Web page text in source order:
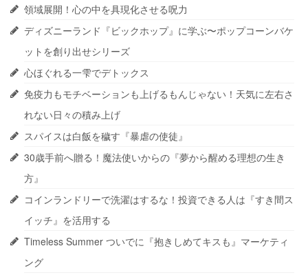
領域展開！心の中を具現化させる呪力
ディズニーランド『ビックホップ』に学ぶ〜ポップコーンバケ
ットを創り出せシリーズ
心ほぐれる一雫でデトックス
免疫力もモチベーションも上げるもんじゃない！天気に左右さ
れない日々の積み上げ
スパイスは白飯を穢す『暴虐の使徒』
30歳手前へ贈る！魔法使いからの『夢から醒める理想の生き
方』
コインランドリーで洗濯はするな！投資できる人は『すき間ス
イッチ』を活用する
Timeless Summer ついでに『抱きしめてキスも』マーケティ
ング